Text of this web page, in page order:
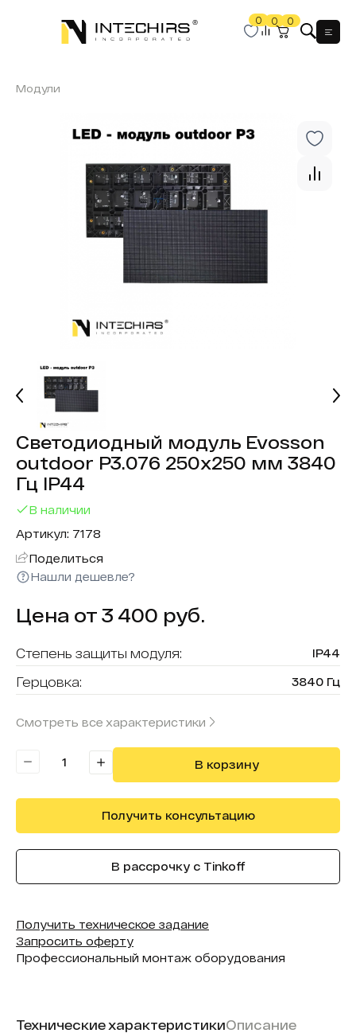
0 0 0
Модули
Светодиодный модуль Evosson
outdoor P3.076 250х250 мм 3840
Гц IP44
В наличии
Артикул: 7178
Поделиться
Нашли дешевле?
Цена от 3 400 руб.
Степень защиты модуля: IP44
Герцовка: 3840 Гц
Смотреть все характеристики
В корзину
Получить консультацию
В рассрочку с Tinkoff
Получить техническое задание
Запросить оферту
Профессиональный монтаж оборудования
Технические характеристикиОписание